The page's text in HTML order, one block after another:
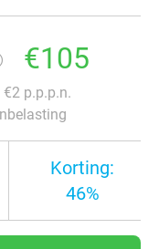
€105
€2 p.p.p.n.
Korting:
46%